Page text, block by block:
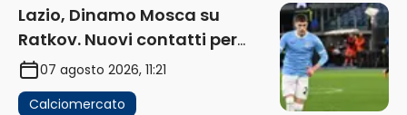
Lazio, Dinamo Mosca su
Ratkov. Nuovi contatti per
Pinamonti
07 agosto 2026, 11:21
Calciomercato